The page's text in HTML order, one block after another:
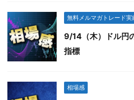
無料メルマガトレード実
9/14（木）ドル円
指標
相場感